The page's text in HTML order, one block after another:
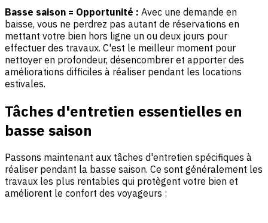
Basse saison = Opportunité : Avec une demande en
baisse, vous ne perdrez pas autant de réservations en
mettant votre bien hors ligne un ou deux jours pour
effectuer des travaux. C'est le meilleur moment pour
nettoyer en profondeur, désencombrer et apporter des
améliorations difficiles à réaliser pendant les locations
estivales.
Tâches d'entretien essentielles en
basse saison
Passons maintenant aux tâches d'entretien spécifiques à
réaliser pendant la basse saison. Ce sont généralement les
travaux les plus rentables qui protègent votre bien et
améliorent le confort des voyageurs :